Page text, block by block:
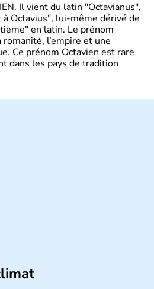
Il vient du latin "Octavianus",
Octavius", lui-même dérivé de
en latin. Le prénom
l’empire et une
Ce prénom Octavien est rare
dans les pays de tradition